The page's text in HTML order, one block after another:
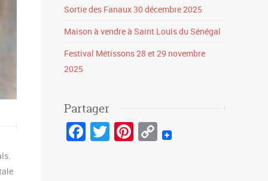
Sortie des Fanaux 30 décembre 2025
Maison à vendre à Saint Louis du Sénégal
Festival Métissons 28 et 29 novembre
2025
Partager
Facebook
Twitter
Pinterest
Copy